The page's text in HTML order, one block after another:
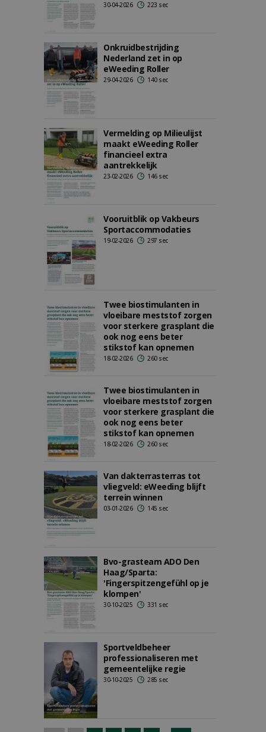
30-04-2026 223 sec
Onkruidbestrijding
Nederland zet in op
eWeeding Roller
29-04-2026 140 sec
Vermelding op Milieulijst
maakt eWeeding Roller
financieel extra
aantrekkelijk
23-02-2026 146 sec
Vooruitblik op Vakbeurs
Sportaccommodaties
19-02-2026 297 sec
Twee biostimulanten in
vloeibare meststof zorgen
voor sterkere grasplant die
ook nog eens beter
stikstof kan opnemen
18-02-2026 260 sec
Twee biostimulanten in
vloeibare meststof zorgen
voor sterkere grasplant die
ook nog eens beter
stikstof kan opnemen
18-02-2026 260 sec
Van dakterrasterras tot
vliegveld: eWeeding blijft
terrein winnen
03-01-2026 145 sec
Bvo-grasteam ADO Den
Haag/Sparta:
'Fingerspitzengefühl op je
klompen'
30-10-2025 331 sec
Sportveldbeheer
professionaliseren met
gemeentelijke regie
30-10-2025 285 sec